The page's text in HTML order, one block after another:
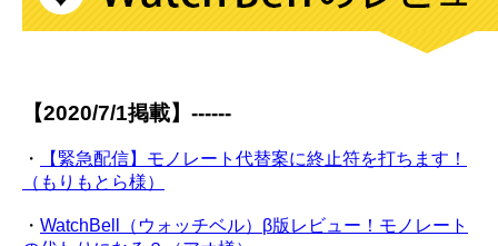
【2020/7/1掲載】------
・
【緊急配信】モノレート代替案に終止符を打ちます！
（もりもとら様）
・ WatchBell（ウォッチベル）β版レビュー！モノレート